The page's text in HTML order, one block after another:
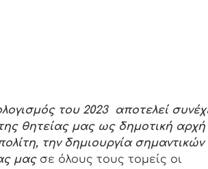
του 2023 αποτελεί
θητείας μας ως δημοτική αρχή
την δημιουργία σημαντικών
μαςσε όλους τους τομείς οι